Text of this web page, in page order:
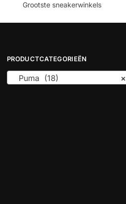
Grootste sneakerwinkels
PRODUCTCATEGORIEËN
×
Puma (18)